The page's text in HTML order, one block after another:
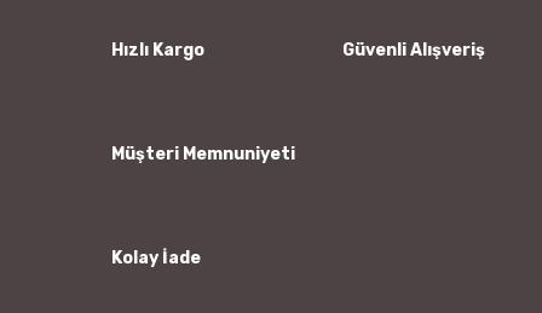
Ürün bilgilerinde hatalar bulunuyor.
Hızlı Kargo Güvenli Alışveriş
Müşteri Memnuniyeti
Kolay İade